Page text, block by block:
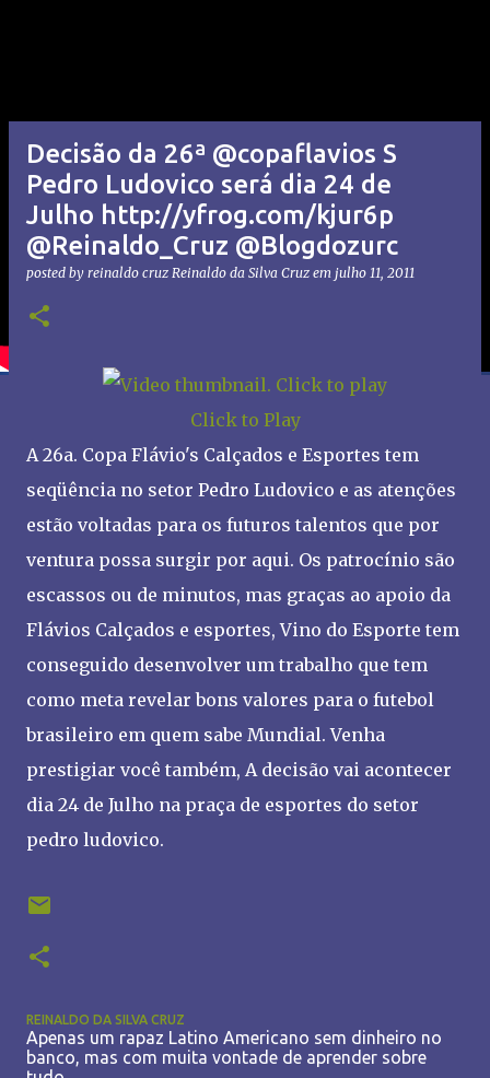
Decisão da 26ª @copaflavios S
Pedro Ludovico será dia 24 de
Julho http://yfrog.com/kjur6p
@Reinaldo_Cruz @Blogdozurc
posted by reinaldo cruz Reinaldo da Silva Cruz em julho 11, 2011
Click to Play
A 26a. Copa Flávio's Calçados e Esportes tem
seqüência no setor Pedro Ludovico e as atenções
estão voltadas para os futuros talentos que por
ventura possa surgir por aqui. Os patrocínio são
escassos ou de minutos, mas graças ao apoio da
Flávios Calçados e esportes, Vino do Esporte tem
conseguido desenvolver um trabalho que tem
como meta revelar bons valores para o futebol
brasileiro em quem sabe Mundial. Venha
prestigiar você também, A decisão vai acontecer
dia 24 de Julho na praça de esportes do setor
pedro ludovico.
REINALDO DA SILVA CRUZ
Apenas um rapaz Latino Americano sem dinheiro no
banco, mas com muita vontade de aprender sobre